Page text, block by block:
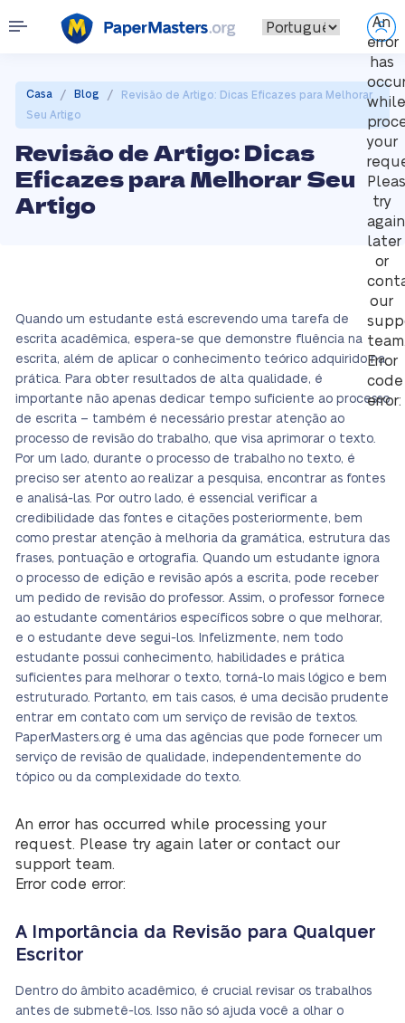
An
error
has
while
your
try
again
later
or
our
Error
code
error:
Casa / Blog /
Revisão de Artigo: Dicas Eficazes para Melhorar
Seu Artigo
Revisão de Artigo: Dicas
Eficazes para Melhorar Seu
Artigo
Quando um estudante está escrevendo uma tarefa de
escrita acadêmica, espera-se que demonstre fluência na
escrita, além de aplicar o conhecimento teórico adquirido na
prática. Para obter resultados de alta qualidade, é
importante não apenas dedicar tempo suficiente ao processo
de escrita – também é necessário prestar atenção ao
processo de revisão do trabalho, que visa aprimorar o texto.
Por um lado, durante o processo de trabalho no texto, é
preciso ser atento ao realizar a pesquisa, encontrar as fontes
e analisá-las. Por outro lado, é essencial verificar a
credibilidade das fontes e citações posteriormente, bem
como prestar atenção à melhoria da gramática, estrutura das
frases, pontuação e ortografia. Quando um estudante ignora
o processo de edição e revisão após a escrita, pode receber
um pedido de revisão do professor. Assim, o professor fornece
ao estudante comentários específicos sobre o que melhorar,
e o estudante deve segui-los. Infelizmente, nem todo
estudante possui conhecimento, habilidades e prática
suficientes para melhorar o texto, torná-lo mais lógico e bem
estruturado. Portanto, em tais casos, é uma decisão prudente
entrar em contato com um serviço de revisão de textos.
PaperMasters.org é uma das agências que pode fornecer um
serviço de revisão de qualidade, independentemente do
tópico ou da complexidade do texto.
An error has occurred while processing your
request. Please try again later or contact our
support team.
Error code error:
A Importância da Revisão para Qualquer
Escritor
Dentro do âmbito acadêmico, é crucial revisar os trabalhos
antes de submetê-los. Isso não só ajuda você a olhar o